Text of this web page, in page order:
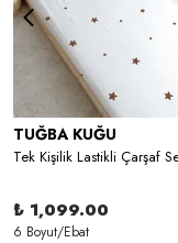
TUĞBA KUĞU
₺ 1,099.00
6 Boyut/Ebat